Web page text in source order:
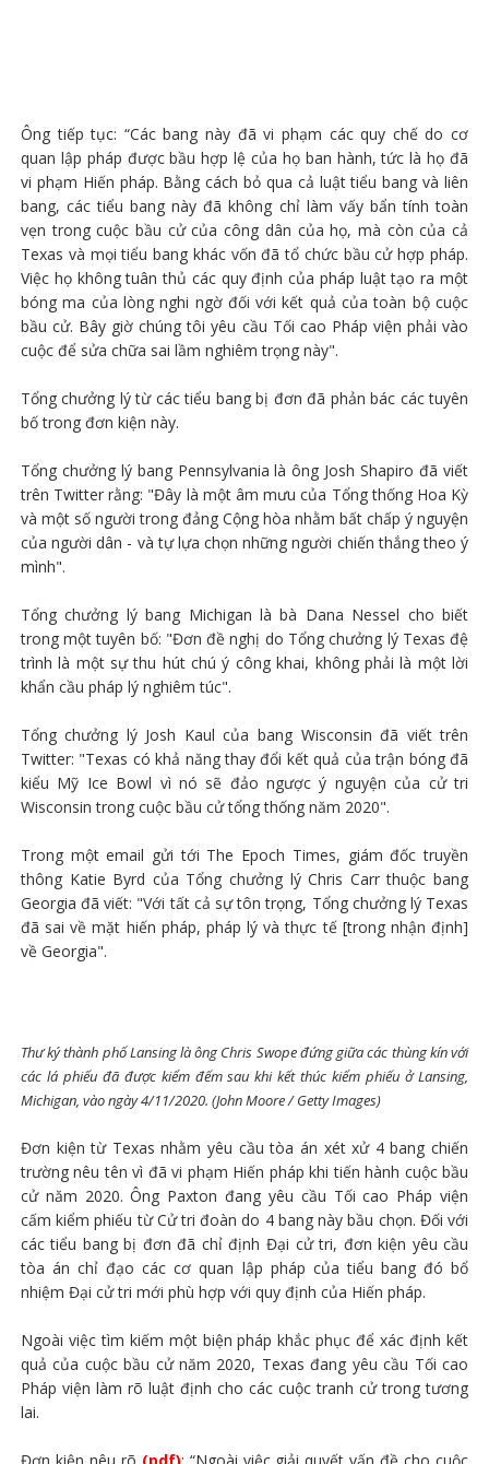
Ông tiếp tục: “Các bang này đã vi phạm các quy chế do cơ
quan lập pháp được bầu hợp lệ của họ ban hành, tức là họ đã
vi phạm Hiến pháp. Bằng cách bỏ qua cả luật tiểu bang và liên
bang, các tiểu bang này đã không chỉ làm vấy bẩn tính toàn
vẹn trong cuộc bầu cử của công dân của họ, mà còn của cả
Texas và mọi tiểu bang khác vốn đã tổ chức bầu cử hợp pháp.
Việc họ không tuân thủ các quy định của pháp luật tạo ra một
bóng ma của lòng nghi ngờ đối với kết quả của toàn bộ cuộc
bầu cử. Bây giờ chúng tôi yêu cầu Tối cao Pháp viện phải vào
cuộc để sửa chữa sai lầm nghiêm trọng này".
Tổng chưởng lý từ các tiểu bang bị đơn đã phản bác các tuyên
bố trong đơn kiện này.
Tổng chưởng lý bang Pennsylvania là ông Josh Shapiro đã viết
trên Twitter rằng: "Đây là một âm mưu của Tổng thống Hoa Kỳ
và một số người trong đảng Cộng hòa nhằm bất chấp ý nguyện
của người dân - và tự lựa chọn những người chiến thắng theo ý
mình".
Tổng chưởng lý bang Michigan là bà Dana Nessel cho biết
trong một tuyên bố: "Đơn đề nghị do Tổng chưởng lý Texas đệ
trình là một sự thu hút chú ý công khai, không phải là một lời
khẩn cầu pháp lý nghiêm túc".
Tổng chưởng lý Josh Kaul của bang Wisconsin đã viết trên
Twitter: "Texas có khả năng thay đổi kết quả của trận bóng đã
kiểu Mỹ Ice Bowl vì nó sẽ đảo ngược ý nguyện của cử tri
Wisconsin trong cuộc bầu cử tổng thống năm 2020".
Trong một email gửi tới The Epoch Times, giám đốc truyền
thông Katie Byrd của Tổng chưởng lý Chris Carr thuộc bang
Georgia đã viết: "Với tất cả sự tôn trọng, Tổng chưởng lý Texas
đã sai về mặt hiến pháp, pháp lý và thực tế [trong nhận định]
về Georgia".
Thư ký thành phố Lansing là ông Chris Swope đứng giữa các thùng kín với
các lá phiếu đã được kiểm đếm sau khi kết thúc kiểm phiếu ở Lansing,
Michigan, vào ngày 4/11/2020. (John Moore / Getty Images)
Đơn kiện từ Texas nhằm yêu cầu tòa án xét xử 4 bang chiến
trường nêu tên vì đã vi phạm Hiến pháp khi tiến hành cuộc bầu
cử năm 2020. Ông Paxton đang yêu cầu Tối cao Pháp viện
cấm kiểm phiếu từ Cử tri đoàn do 4 bang này bầu chọn. Đối với
các tiểu bang bị đơn đã chỉ định Đại cử tri, đơn kiện yêu cầu
tòa án chỉ đạo các cơ quan lập pháp của tiểu bang đó bổ
nhiệm Đại cử tri mới phù hợp với quy định của Hiến pháp.
Ngoài việc tìm kiếm một biện pháp khắc phục để xác định kết
quả của cuộc bầu cử năm 2020, Texas đang yêu cầu Tối cao
Pháp viện làm rõ luật định cho các cuộc tranh cử trong tương
lai.